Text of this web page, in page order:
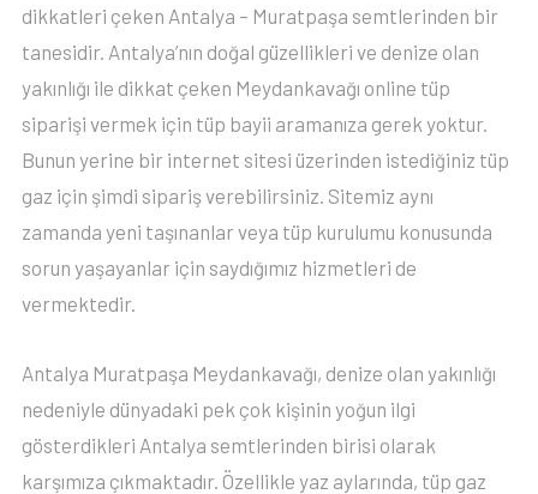
dikkatleri çeken Antalya – Muratpaşa semtlerinden bir
tanesidir. Antalya’nın doğal güzellikleri ve denize olan
yakınlığı ile dikkat çeken Meydankavağı online tüp
siparişi vermek için tüp bayii aramanıza gerek yoktur.
Bunun yerine bir internet sitesi üzerinden istediğiniz tüp
gaz için şimdi sipariş verebilirsiniz. Sitemiz aynı
zamanda yeni taşınanlar veya tüp kurulumu konusunda
sorun yaşayanlar için saydığımız hizmetleri de
vermektedir.
Antalya Muratpaşa Meydankavağı, denize olan yakınlığı
nedeniyle dünyadaki pek çok kişinin yoğun ilgi
gösterdikleri Antalya semtlerinden birisi olarak
karşımıza çıkmaktadır. Özellikle yaz aylarında, tüp gaz